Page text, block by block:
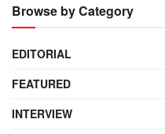
Browse by Category
EDITORIAL
FEATURED
INTERVIEW